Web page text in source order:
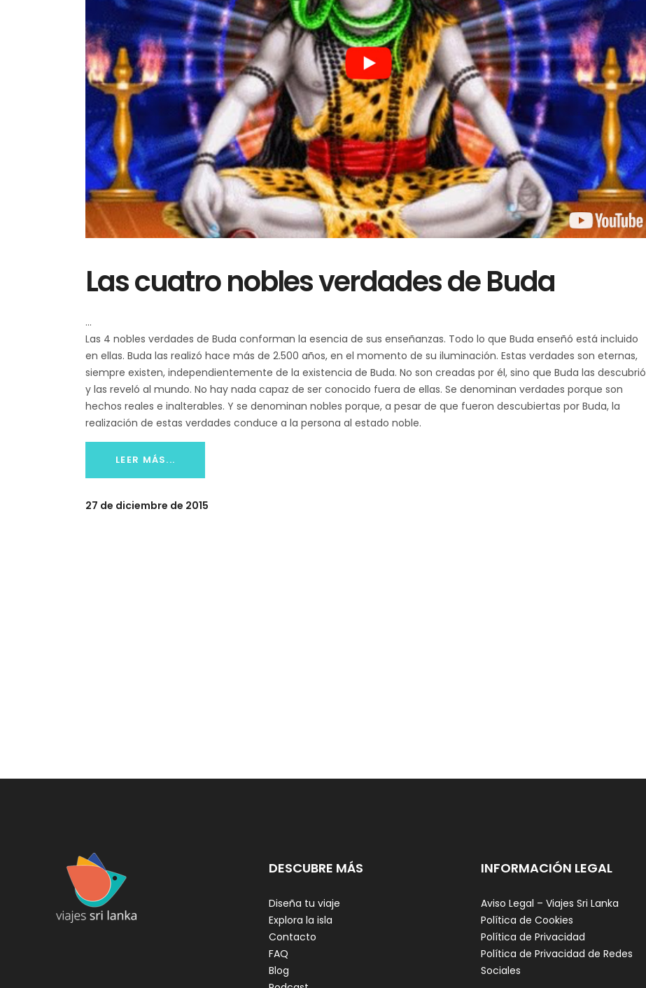
Las cuatro nobles verdades de Buda
Las 4 nobles verdades de Buda conforman la esencia de sus enseñanzas. Todo lo que Buda enseñó está incluido
en ellas. Buda las realizó hace más de 2.500 años, en el momento de su iluminación. Estas verdades son eternas,
siempre existen, independientemente de la existencia de Buda. No son creadas por él, sino que Buda las descubrió
y las reveló al mundo. No hay nada capaz de ser conocido fuera de ellas. Se denominan verdades porque son
hechos reales e inalterables. Y se denominan nobles porque, a pesar de que fueron descubiertas por Buda, la
realización de estas verdades conduce a la persona al estado noble.
LEER MÁS...
27 de diciembre de 2015
DESCUBRE MÁS
Diseña tu viaje
Explora la isla
Contacto
FAQ
Blog
INFORMACIÓN LEGAL
Aviso Legal – Viajes Sri Lanka
Política de Cookies
Política de Privacidad
Política de Privacidad de Redes
Sociales